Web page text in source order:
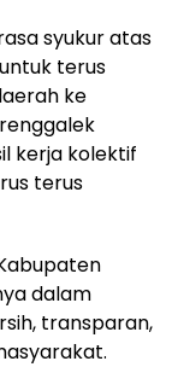
syukur atas
terus
ke
kerja kolektif
terus
dalam
transparan,